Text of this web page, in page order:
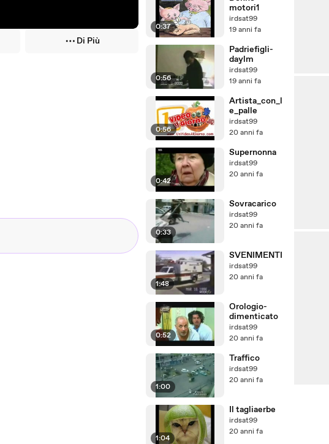
Di Più
0:37
motori1
irdsat99
19 anni fa
0:56
Padriefigli-
daylm
irdsat99
19 anni fa
0:56
Artista_con_l
e_palle
irdsat99
20 anni fa
0:42
Supernonna
irdsat99
20 anni fa
0:33
Sovracarico
irdsat99
20 anni fa
1:48
SVENIMENTI
irdsat99
20 anni fa
0:52
Orologio-
dimenticato
irdsat99
20 anni fa
1:00
Traffico
irdsat99
20 anni fa
1:04
Il tagliaerbe
irdsat99
20 anni fa